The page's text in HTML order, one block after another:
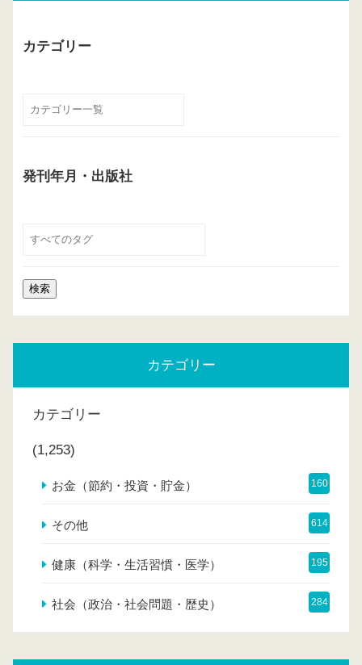
カテゴリー
発刊年月・出版社
カテゴリー
カテゴリー
(1,253)
お金（節約・投資・貯金） 160
その他 614
健康（科学・生活習慣・医学） 195
社会（政治・社会問題・歴史） 284